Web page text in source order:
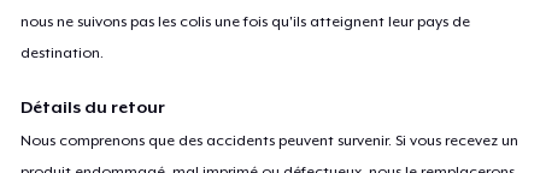
nous ne suivons pas les colis une fois qu'ils atteignent leur pays de
destination.
Détails du retour
Nous comprenons que des accidents peuvent survenir. Si vous recevez un